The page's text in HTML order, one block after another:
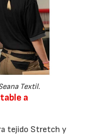
Textil.
a
tejido Stretch y